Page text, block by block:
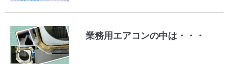
業務用エアコンの中は・・・